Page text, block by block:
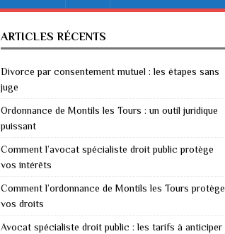
ARTICLES RÉCENTS
Divorce par consentement mutuel : les étapes sans
juge
Ordonnance de Montils les Tours : un outil juridique
puissant
Comment l’avocat spécialiste droit public protège
vos intérêts
Comment l’ordonnance de Montils les Tours protège
vos droits
Avocat spécialiste droit public : les tarifs à anticiper